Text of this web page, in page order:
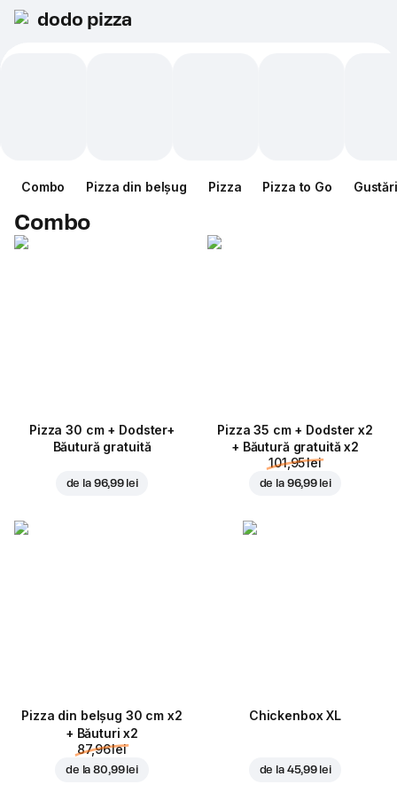
dodo pizza
Combo Pizza din belșug Pizza Pizza to Go Gustări
Combo
Pizza 30 cm + Dodster+
Băutură gratuită
de la 96,99 lei
Pizza 35 cm + Dodster x2
+ Băutură gratuită x2
101,95 lei
de la 96,99 lei
Pizza din belșug 30 cm x2
+ Băuturi x2
87,96 lei
de la80,99 lei
Chickenbox XL
de la 45,99 lei